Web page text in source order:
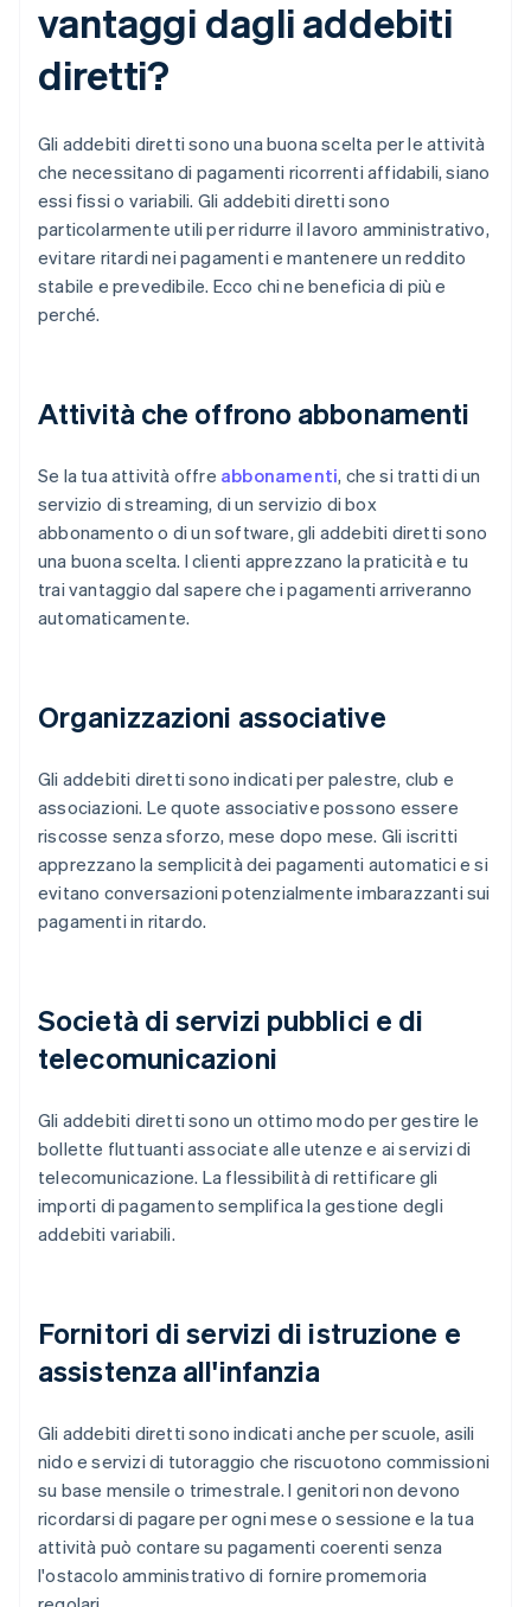
vantaggi dagli addebiti
diretti?
Gli addebiti diretti sono una buona scelta per le attività
che necessitano di pagamenti ricorrenti affidabili, siano
essi fissi o variabili. Gli addebiti diretti sono
particolarmente utili per ridurre il lavoro amministrativo,
evitare ritardi nei pagamenti e mantenere un reddito
stabile e prevedibile. Ecco chi ne beneficia di più e
perché.
Attività che offrono abbonamenti
Se la tua attività offre abbonamenti, che si tratti di un
servizio di streaming, di un servizio di box
abbonamento o di un software, gli addebiti diretti sono
una buona scelta. I clienti apprezzano la praticità e tu
trai vantaggio dal sapere che i pagamenti arriveranno
automaticamente.
Organizzazioni associative
Gli addebiti diretti sono indicati per palestre, club e
associazioni. Le quote associative possono essere
riscosse senza sforzo, mese dopo mese. Gli iscritti
apprezzano la semplicità dei pagamenti automatici e si
evitano conversazioni potenzialmente imbarazzanti sui
pagamenti in ritardo.
Società di servizi pubblici e di
telecomunicazioni
Gli addebiti diretti sono un ottimo modo per gestire le
bollette fluttuanti associate alle utenze e ai servizi di
telecomunicazione. La flessibilità di rettificare gli
importi di pagamento semplifica la gestione degli
addebiti variabili.
Fornitori di servizi di istruzione e
assistenza all'infanzia
Gli addebiti diretti sono indicati anche per scuole, asili
nido e servizi di tutoraggio che riscuotono commissioni
su base mensile o trimestrale. I genitori non devono
ricordarsi di pagare per ogni mese o sessione e la tua
attività può contare su pagamenti coerenti senza
l'ostacolo amministrativo di fornire promemoria